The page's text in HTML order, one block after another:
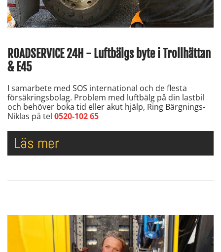
ROADSERVICE 24H - Luftbälgs byte i Trollhättan
& E45
I samarbete med SOS international och de flesta
försäkringsbolag. Problem med luftbälg på din lastbil
och behöver boka tid eller akut hjälp, Ring Bärgnings-
Niklas på tel 0520-102 65
Läs mer